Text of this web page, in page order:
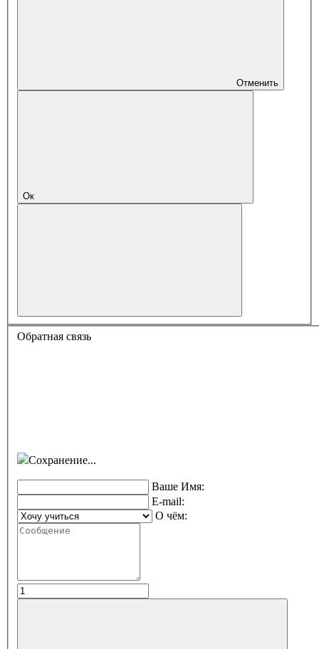
Отменить
Ок
Обратная связь
Сохранение...
Ваше Имя:
E-mail:
О чём: